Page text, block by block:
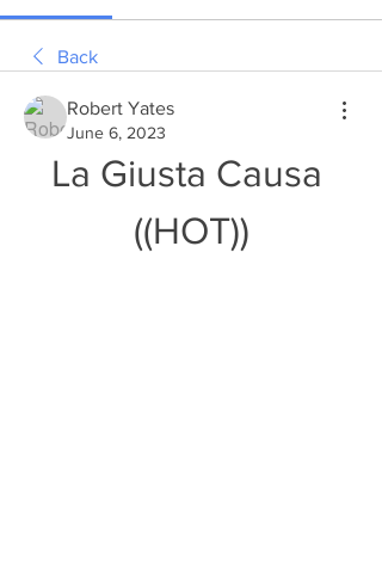
Back
Robert Yates
June 6, 2023
La Giusta Causa
((HOT))